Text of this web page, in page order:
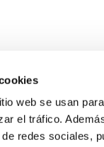
web se usan
el tráfico.
redes sociales,